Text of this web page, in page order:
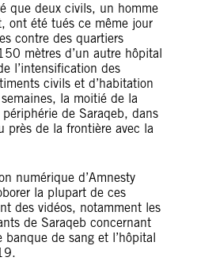
que deux civils, un homme
ont été tués ce même jour
contre des quartiers
mètres d’un autre hôpital
l’intensification des
civils et d’habitation
la moitié de la
de Saraqeb, dans
près de la frontière avec la
numérique d’Amnesty
la plupart de ces
des vidéos, notamment les
de Saraqeb concernant
de sang et l’hôpital